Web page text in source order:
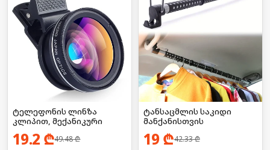
ტელეფონის ლინზა
კლიპით, მექანიკური
19.2 ₾49.48₾
ტანსაცმლის საკიდი
მანქანისთვის
19 ₾42.33₾